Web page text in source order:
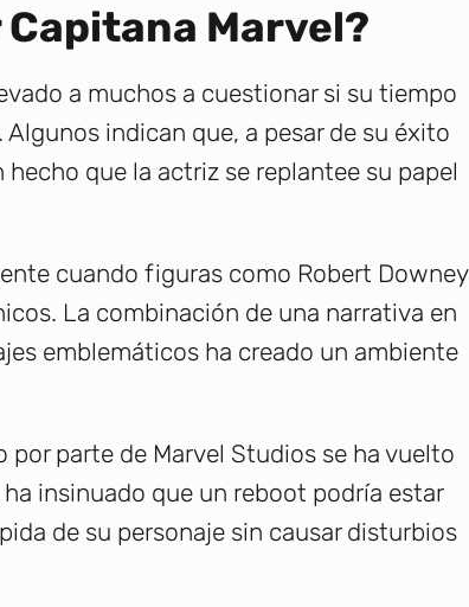
Marvel?
a muchos a cuestionar si su tiempo
indican que, a pesar de su éxito
que la actriz se replantee su papel
cuando figuras como Robert Downey
La combinación de una narrativa en
emblemáticos ha creado un ambiente
parte de Marvel Studios se ha vuelto
ha insinuado que un reboot podría estar
de su personaje sin causar disturbios